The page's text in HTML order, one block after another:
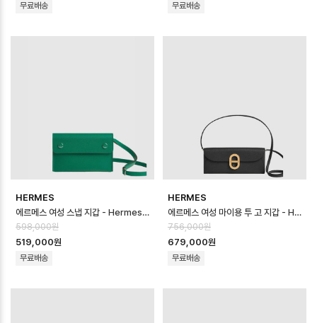
무료배송 무료배송
HERMES
에르메스 여성 스냅 지갑 - Hermes Womens Snap Wallet - heb168…
598,000원
519,000원
무료배송
HERMES
에르메스 여성 마이용 투 고 지갑 - Hermes Womens Maillon To Go W…
756,000원
679,000원
무료배송